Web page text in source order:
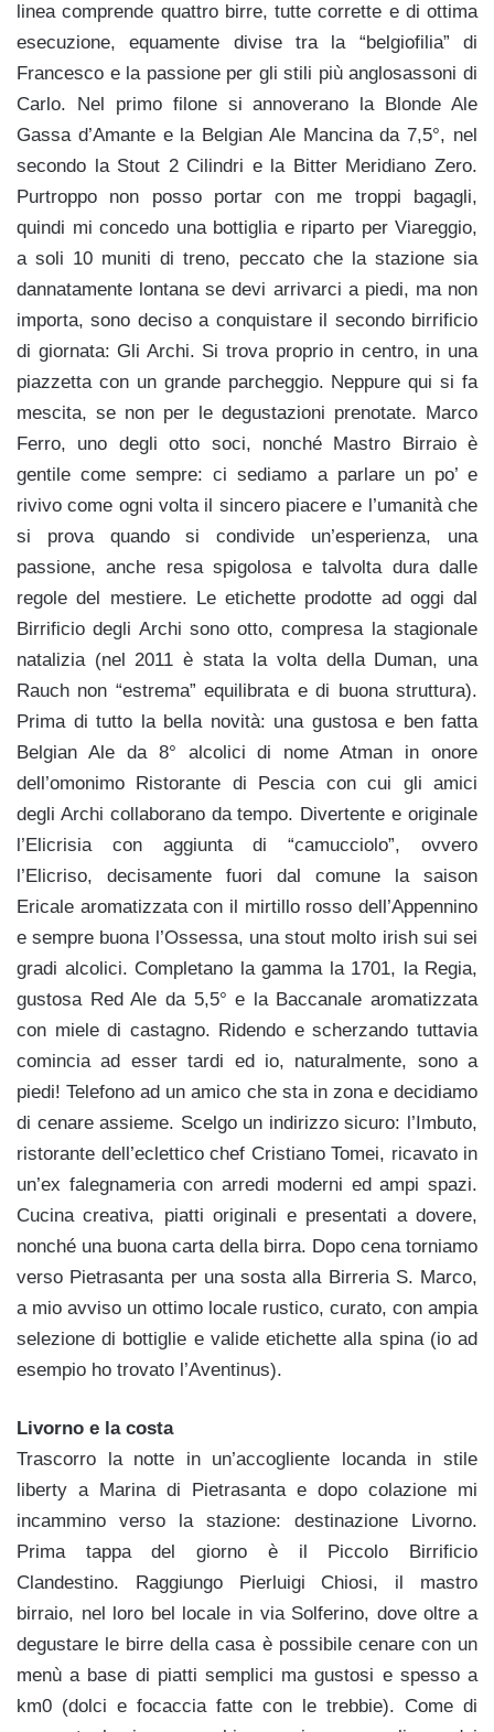
linea comprende quattro birre, tutte corrette e di ottima
esecuzione, equamente divise tra la “belgiofilia” di
Francesco e la passione per gli stili più anglosassoni di
Carlo. Nel primo filone si annoverano la Blonde Ale
Gassa d’Amante e la Belgian Ale Mancina da 7,5°, nel
secondo la Stout 2 Cilindri e la Bitter Meridiano Zero.
Purtroppo non posso portar con me troppi bagagli,
quindi mi concedo una bottiglia e riparto per Viareggio,
a soli 10 muniti di treno, peccato che la stazione sia
dannatamente lontana se devi arrivarci a piedi, ma non
importa, sono deciso a conquistare il secondo birrificio
di giornata: Gli Archi. Si trova proprio in centro, in una
piazzetta con un grande parcheggio. Neppure qui si fa
mescita, se non per le degustazioni prenotate. Marco
Ferro, uno degli otto soci, nonché Mastro Birraio è
gentile come sempre: ci sediamo a parlare un po’ e
rivivo come ogni volta il sincero piacere e l’umanità che
si prova quando si condivide un’esperienza, una
passione, anche resa spigolosa e talvolta dura dalle
regole del mestiere. Le etichette prodotte ad oggi dal
Birrificio degli Archi sono otto, compresa la stagionale
natalizia (nel 2011 è stata la volta della Duman, una
Rauch non “estrema” equilibrata e di buona struttura).
Prima di tutto la bella novità: una gustosa e ben fatta
Belgian Ale da 8° alcolici di nome Atman in onore
dell’omonimo Ristorante di Pescia con cui gli amici
degli Archi collaborano da tempo. Divertente e originale
l’Elicrisia con aggiunta di “camucciolo”, ovvero
l’Elicriso, decisamente fuori dal comune la saison
Ericale aromatizzata con il mirtillo rosso dell’Appennino
e sempre buona l’Ossessa, una stout molto irish sui sei
gradi alcolici. Completano la gamma la 1701, la Regia,
gustosa Red Ale da 5,5° e la Baccanale aromatizzata
con miele di castagno. Ridendo e scherzando tuttavia
comincia ad esser tardi ed io, naturalmente, sono a
piedi! Telefono ad un amico che sta in zona e decidiamo
di cenare assieme. Scelgo un indirizzo sicuro: l’Imbuto,
ristorante dell’eclettico chef Cristiano Tomei, ricavato in
un’ex falegnameria con arredi moderni ed ampi spazi.
Cucina creativa, piatti originali e presentati a dovere,
nonché una buona carta della birra. Dopo cena torniamo
verso Pietrasanta per una sosta alla Birreria S. Marco,
a mio avviso un ottimo locale rustico, curato, con ampia
selezione di bottiglie e valide etichette alla spina (io ad
esempio ho trovato l’Aventinus).
Livorno e la costa
Trascorro la notte in un’accogliente locanda in stile
liberty a Marina di Pietrasanta e dopo colazione mi
incammino verso la stazione: destinazione Livorno.
Prima tappa del giorno è il Piccolo Birrificio
Clandestino. Raggiungo Pierluigi Chiosi, il mastro
birraio, nel loro bel locale in via Solferino, dove oltre a
degustare le birre della casa è possibile cenare con un
menù a base di piatti semplici ma gustosi e spesso a
km0 (dolci e focaccia fatte con le trebbie). Come di